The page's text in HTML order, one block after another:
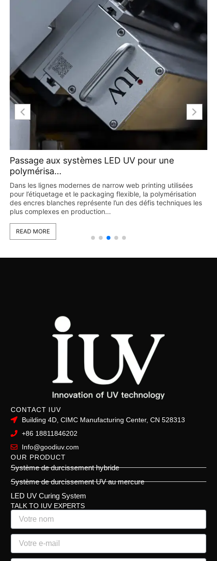
Passage aux systèmes LED UV pour une
polymérisa...
Dans les lignes modernes de narrow web printing utilisées
pour l’étiquetage et le packaging flexible, la polymérisation
des encres blanches représente l’un des défis techniques les
plus complexes en production...
READ MORE
CONTACT IUV
Building 4D, CIMC Manufacturing Center, CN 528313
+86 18811846202
Info@goodiuv.com
OUR PRODUCT
Système de durcissement hybride
Système de durcissement UV au mercure
LED UV Curing System
TALK TO IUV EXPERTS